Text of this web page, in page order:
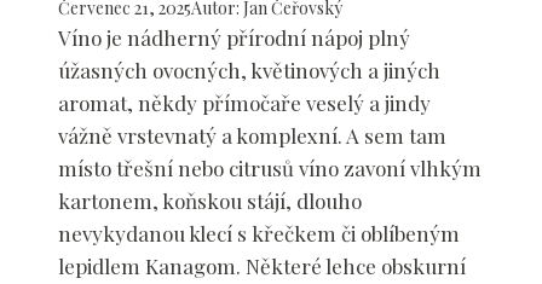
Červenec 21, 2025Autor: Jan Čeřovský
Víno je nádherný přírodní nápoj plný
úžasných ovocných, květinových a jiných
aromat, někdy přímočaře veselý a jindy
vážně vrstevnatý a komplexní. A sem tam
místo třešní nebo citrusů víno zavoní vlhkým
kartonem, koňskou stájí, dlouho
nevykydanou klecí s křečkem či oblíbeným
lepidlem Kanagom. Některé lehce obskurní